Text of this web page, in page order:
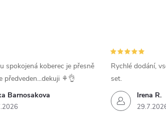
Barnosakova
spokojená koberec je přesně
předveden...dekuji ⚘️👌
Irena R.
Rychlé dodání,
set.